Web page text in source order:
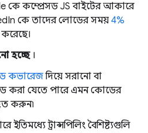
কে কম্প্রেসড JS বাইটের আকারে
কে তাদের লোডের সময় 4%
করেছে।
হচ্ছে।
কভারেজদিয়ে সরানো বা
করা যেতে পারে এমন কোডের
করুন৷
ইতিমধ্যে ট্রান্সপিলিং বৈশিষ্ট্যগুলি